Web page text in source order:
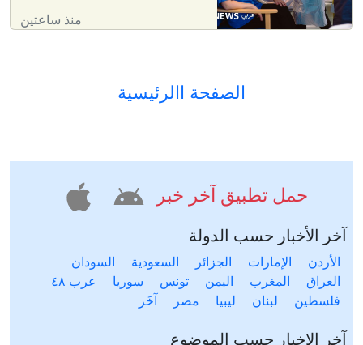
منذ ساعتين
الصفحة االرئيسية
حمل تطبيق آخر خبر
آخر الأخبار حسب الدولة
الأردن الإمارات الجزائر السعودية
السودان
العراق
المغرب اليمن تونس سوريا
عرب ٤٨
فلسطين
لبنان ليبيا مصر آخَر
آخر الاخبار حسب الموضوع